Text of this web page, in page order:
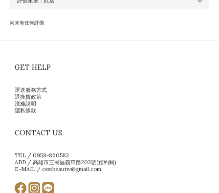
尚未有任何評價
GET HELP
運送服務方式
退換貨政策
洗滌說明
隱私條款
CONTACT US
TEL / 0958-860583
ADD / 高雄市三民區義華路203號(預約制)
E-MAIL / cestbeautw@gmail.com